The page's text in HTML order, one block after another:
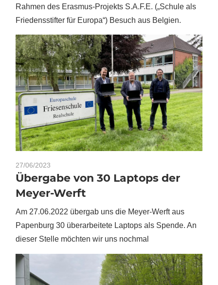
Rahmen des Erasmus-Projekts S.A.F.E. („Schule als
Friedensstifter für Europa“) Besuch aus Belgien.
27/06/2023
Übergabe von 30 Laptops der
Meyer-Werft
Am 27.06.2022 übergab uns die Meyer-Werft aus
Papenburg 30 überarbeitete Laptops als Spende. An
dieser Stelle möchten wir uns nochmal